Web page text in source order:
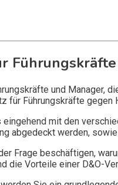
und Manager,
für Führungskräfte
mit den
abgedeckt werden,
Frage beschäftigen,
die Vorteile einer D&O-